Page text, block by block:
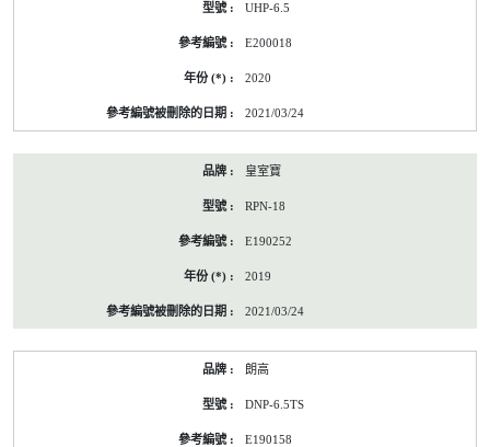
UHP-6.5
E200018
2020
2021/03/24
皇室寶
RPN-18
E190252
2019
2021/03/24
朗高
DNP-6.5TS
E190158